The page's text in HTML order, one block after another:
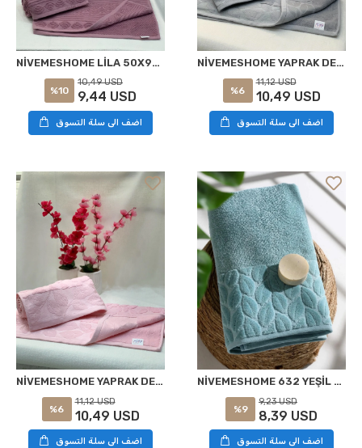
NİVEMESHOME LİLA 50X90 HASGÜL YÜZ HAVLUSU
%10
10,49 USD
9,44 USD
اضف الى سلة التسوق
NİVEMESHOME YAPRAK DESENLİ 50X90 HASGÜL GRİ YÜZ HAVLUSU
%6
11,12 USD
10,49 USD
اضف الى سلة التسوق
NİVEMESHOME YAPRAK DESENLİ 50X90 HASGÜL PUDRA YÜZ HAVLUSU
%6
11,12 USD
10,49 USD
اضف الى سلة التسوق
NİVEMESHOME 632 YEŞİL 90X150 HAZAL BANYO HAVLUSU NURPAK
%9
9,23 USD
8,39 USD
اضف الى سلة التسوق